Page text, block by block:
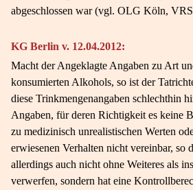
abgeschlossen war (vgl. OLG Köln,
KG Berlin v. 12.04.2012:
Macht der Angeklagte Angaben zu Art
konsumierten Alkohols, so ist der
diese Trinkmengenangaben schlechthin
Angaben, für deren Richtigkeit es keine
zu medizinisch unrealistischen Werten
erwiesenen Verhalten nicht vereinbar, so
allerdings auch nicht ohne Weiteres als
verwerfen, sondern hat eine